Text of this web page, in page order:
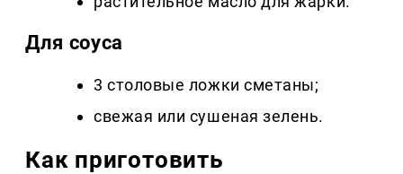
Для соуса
3 столовые ложки сметаны;
свежая или сушеная зелень.
Как приготовить